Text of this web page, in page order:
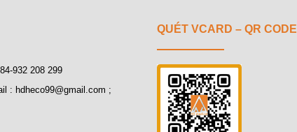
932 208 299
: hdheco99@gmail.com ;
QUÉT VCARD – QR CODE